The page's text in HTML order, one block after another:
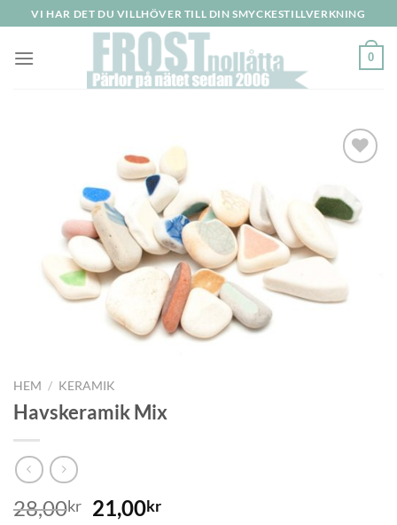
to
content
VI HAR DET DU VILLHÖVER TILL DIN SMYCKESTILLVERKNING
0
HEM / KERAMIK
Havskeramik Mix
28,00kr 21,00kr